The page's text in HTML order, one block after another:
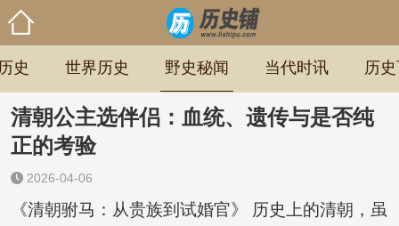
史 世界历史 野史秘闻 当代时讯 历
清朝公主选伴侣：血统、遗传与是否纯
正的考验
2026-04-06
《清朝驸马：从贵族到试婚官》 历史上的清朝，虽